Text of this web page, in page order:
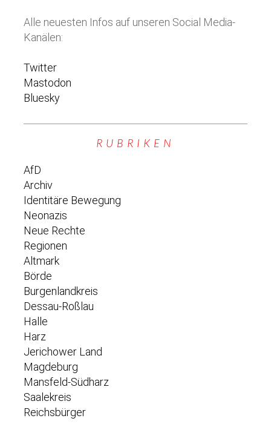
Alle neuesten Infos auf unseren Social Media-
Kanälen:
Twitter
Mastodon
Bluesky
RUBRIKEN
AfD
Archiv
Identitäre Bewegung
Neonazis
Neue Rechte
Regionen
Altmark
Börde
Burgenlandkreis
Dessau-Roßlau
Halle
Harz
Jerichower Land
Magdeburg
Mansfeld-Südharz
Saalekreis
Reichsbürger